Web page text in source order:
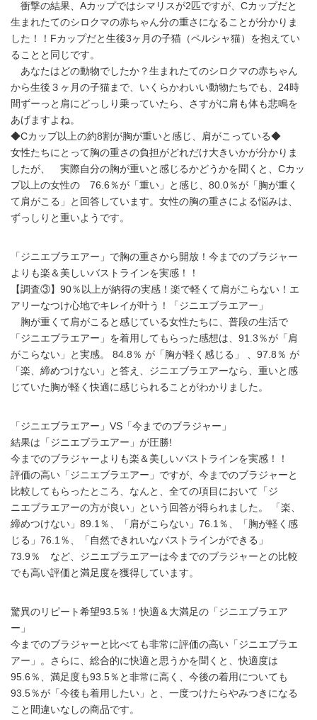
衝撃の結果、Aカップではシマリスが2匹ですが、Cカップだと
生まれたてのシロクマの赤ちゃん分の重さになることが分かりま
した！！Fカップだと生後3ヶ月の子猫（ペルシャ猫）を抱えてい
ることと同じです。
あなたはどの動物でしたか？生まれたてのシロクマの赤ちゃん
から生後３ヶ月の子猫まで、いくらかわいい動物たちでも、24時
間ずーっと肩にどっしり乗っていたら、さすがに肩も体も悲鳴を
あげますよね。
◆Cカップ以上の約8割が胸が重いと感じ、肩がこっている◆
女性たちにとって胸の重さの負担がどれだけ大きいかが分かりま
したが、 実際自分の胸が重いと感じるかどうかを聞くと、Cカッ
プ以上の女性の 76.6％が「重い」と感じ、80.0％が「胸が重く
て肩がこる」と回答しています。女性の胸の重さによる悩みは、
ずっしりと重いようです。
「ジニエブラエアー」で胸の重さから開放！今までのブラジャー
よりも楽＆美しいバストラインを実感！！
【調査③】90％以上が納得の実感！楽で軽くて肩がこらない！エ
アリーなつけ心地でキレイが叶う！「ジニエブラエアー」
胸が重くて肩がこると感じている女性たちに、普段の生活で
「ジニエブラエアー」を着用してもらった感想は、91.3％が「肩
がこらない」と実感。 84.8％ が「胸が軽く感じる」 、97.8％ が
「楽、締めつけない」と答え、ジニエブラエアーなら、重いと感
じていた胸が軽く快適に感じられることがわかりました。
「ジニエブラエアー」VS「今までのブラジャー」
結果は「ジニエブラエアー」が圧勝!
今までのブラジャーよりも楽＆美しいバストラインを実感！！
評価の高い「ジニエブラエアー」ですが、今までのブラジャーと
比較してもらったところ、なんと、全ての項目において「ジ
ニエブラエアーの方が良い」という回答が得られました。 「楽、
締めつけない」89.1％、「肩がこらない」76.1％、「胸が軽く感
じる」76.1％、「自然できれいなバストラインができる」
73.9％ など、ジニエブラエアーは今までのブラジャーとの比較
でも高い評価と満足度を獲得しています。
驚異のリピート希望93.5％！快適＆大満足の「ジニエブラエア
ー」
今までのブラジャーと比べても非常に評価の高い「ジニエブラエ
アー」。さらに、総合的に快適と思うかを聞くと、快適度は
95.6％、満足度も93.5％と非常に高く、今後の着用についても
93.5％が「今後も着用したい」と、一度つけたらやみつきになる
こと間違いなしの商品です。